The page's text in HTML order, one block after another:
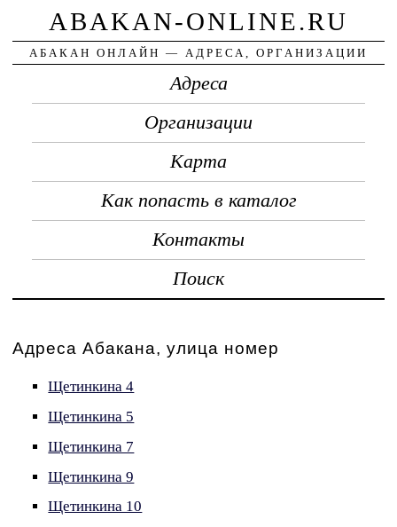
ABAKAN-ONLINE.RU
АБАКАН ОНЛАЙН — АДРЕСА, ОРГАНИЗАЦИИ
Адреса
Организации
Карта
Как попасть в каталог
Контакты
Поиск
Адреса Абакана, улица номер
Щетинкина 4
Щетинкина 5
Щетинкина 7
Щетинкина 9
Щетинкина 10